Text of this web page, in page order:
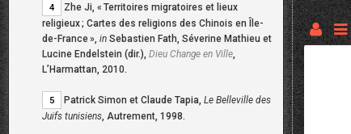
4 Zhe Ji, « Territoires migratoires et lieux
religieux; Cartes des religions des Chinois en Île-
de-France», inSebastien Fath, Séverine Mathieu et
Lucine Endelstein (dir.), Dieu Change en Ville,
L’Harmattan, 2010.
5 Patrick Simon et Claude Tapia, Le Belleville des
Juifs tunisiens, Autrement, 1998.